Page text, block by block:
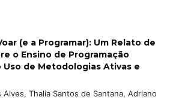
(e a Programar): Um Relato de
o Ensino de Programação
Uso de Metodologias Ativas e
Thalia Santos de Santana, Adriano